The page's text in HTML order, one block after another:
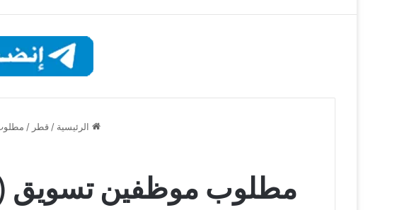
الرئيسية / قطر /
مطلوب موظفين تسويق